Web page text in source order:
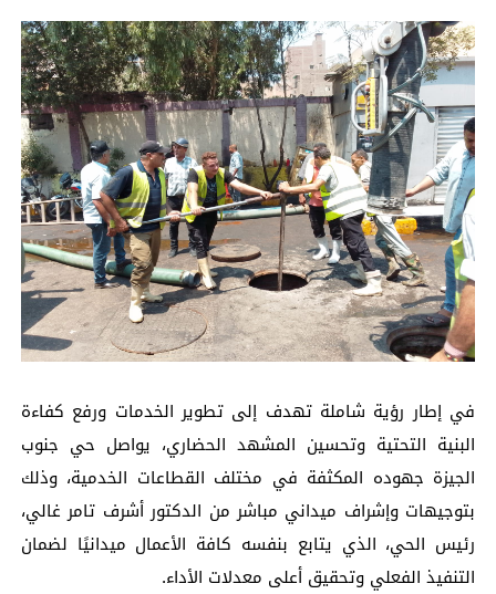
في إطار رؤية شاملة تهدف إلى تطوير الخدمات ورفع كفاءة
البنية التحتية وتحسين المشهد الحضاري، يواصل حي جنوب
الجيزة جهوده المكثفة في مختلف القطاعات الخدمية، وذلك
بتوجيهات وإشراف ميداني مباشر من الدكتور أشرف تامر غالي،
رئيس الحي، الذي يتابع بنفسه كافة الأعمال ميدانيًا لضمان
التنفيذ الفعلي وتحقيق أعلى معدلات الأداء.